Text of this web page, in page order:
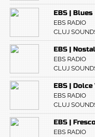
EBS | Blues
EBS RADIO
CLUJ
EBS |
EBS RADIO
CLUJ
EBS | Dolce
EBS RADIO
CLUJ
EBS |
EBS RADIO